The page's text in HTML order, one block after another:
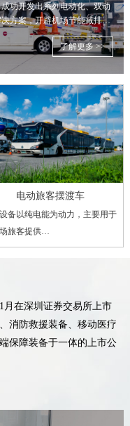
功开发出系列电动化、双动
方案，开辟机场节能减排新
了解更多 >>
电动旅客摆渡车
备以纯电能为动力，主要用于
旅客提供…
月在深圳证券交易所上市
消防救援装备、移动医疗
保障装备于一体的上市公